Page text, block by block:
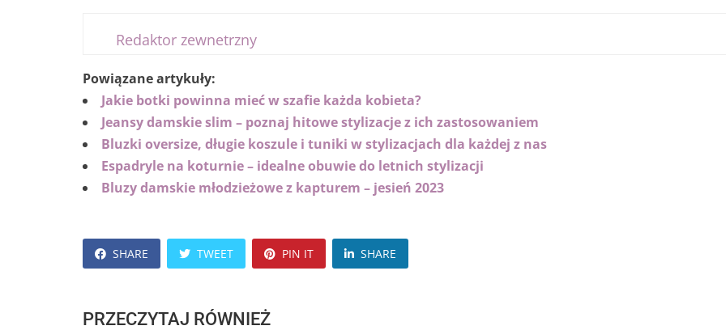
Redaktor zewnetrzny
Powiązane artykuły:
Jakie botki powinna mieć w szafie każda kobieta?
Jeansy damskie slim – poznaj hitowe stylizacje z ich zastosowaniem
Bluzki oversize, długie koszule i tuniki w stylizacjach dla każdej z nas
Espadryle na koturnie – idealne obuwie do letnich stylizacji
Bluzy damskie młodzieżowe z kapturem – jesień 2023
SHARE TWEET PIN IT SHARE
PRZECZYTAJ RÓWNIEŻ